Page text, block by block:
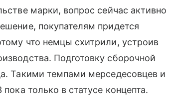
марки, вопрос сейчас активно
покупателям придется
что немцы схитрили, устроив
Подготовку сборочной
Такими темпами мерседесовцев и
только в статусе концепта.